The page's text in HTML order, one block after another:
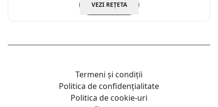
VEZI REȚETA
Termeni și condiții
Politica de confidențialitate
Politica de cookie-uri